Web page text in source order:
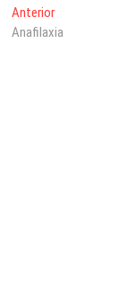
Navegación
de
AnteriorEntrada
anterior:
Anafilaxia